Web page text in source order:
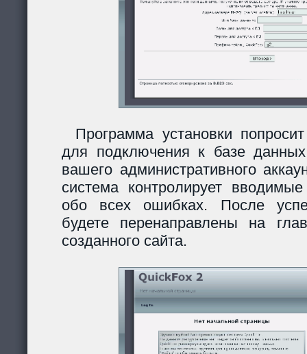
Программа установки
для подключения к базе
вашего административного
система контролирует
обо всех ошибках. После
будете перенаправлены на
созданного сайта.